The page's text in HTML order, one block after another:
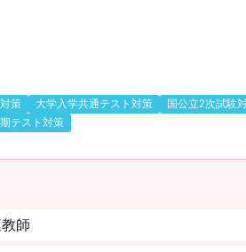
策 大学入学共通テスト対策
国公立2次試験
テスト対策
師